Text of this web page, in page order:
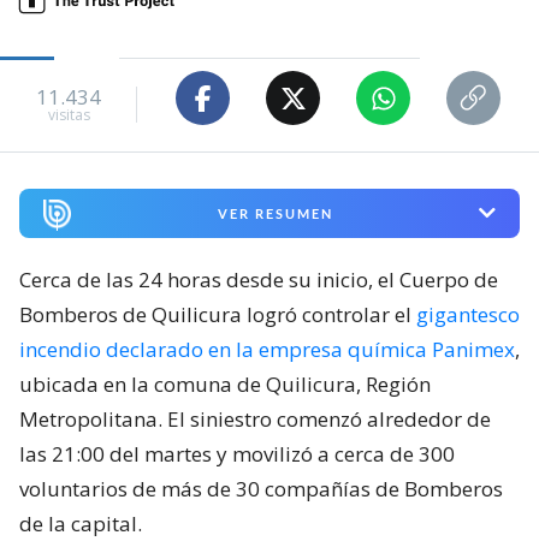
11.434
visitas
VER RESUMEN
Cerca de las 24 horas desde su inicio, el Cuerpo de
Bomberos de Quilicura logró controlar el gigantesco
incendio declarado en la empresa química Panimex,
ubicada en la comuna de Quilicura, Región
Metropolitana. El siniestro comenzó alrededor de
las 21:00 del martes y movilizó a cerca de 300
voluntarios de más de 30 compañías de Bomberos
de la capital.